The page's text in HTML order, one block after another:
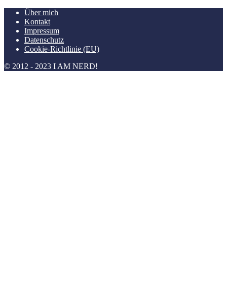
Über mich
Kontakt
Impressum
Datenschutz
Cookie-Richtlinie (EU)
© 2012 - 2023 I AM NERD!